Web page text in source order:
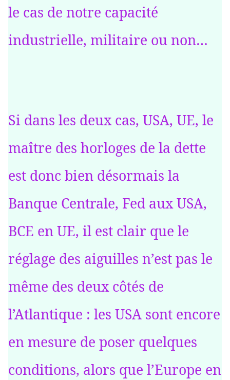
le cas de notre capacité
industrielle, militaire ou non…
Si dans les deux cas, USA, UE, le
maître des horloges de la dette
est donc bien désormais la
Banque Centrale, Fed aux USA,
BCE en UE, il est clair que le
réglage des aiguilles n’est pas le
même des deux côtés de
l’Atlantique : les USA sont encore
en mesure de poser quelques
conditions, alors que l’Europe en